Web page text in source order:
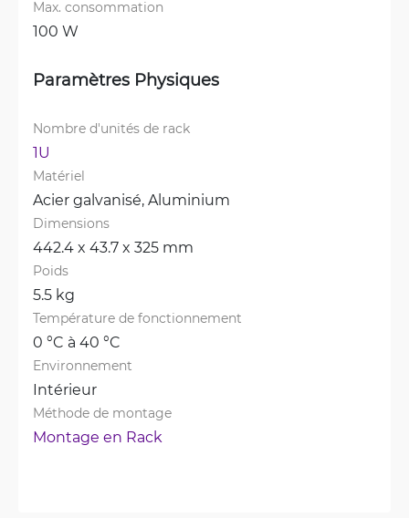
Max. consommation
100 W
Paramètres Physiques
Nombre d'unités de rack
1U
Matériel
Acier galvanisé, Aluminium
Dimensions
442.4 x 43.7 x 325 mm
Poids
5.5 kg
Température de fonctionnement
0 °C à 40 °C
Environnement
Intérieur
Méthode de montage
Montage en Rack